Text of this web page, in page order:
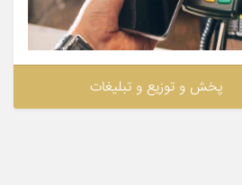
پخش و توزیع و تبلیغات